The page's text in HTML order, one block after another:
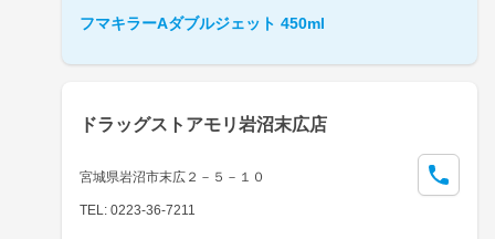
フマキラーAダブルジェット 450ml
ドラッグストアモリ岩沼末広店
宮城県岩沼市末広２－５－１０
TEL: 0223-36-7211